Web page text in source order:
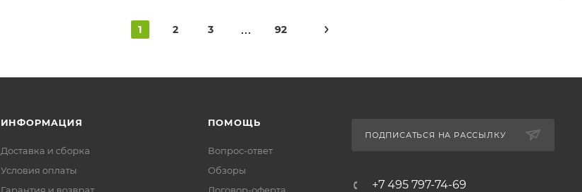
1 2 3 92
ИНФОРМАЦИЯ
Доставка и сборка
Условия оплаты
ПОМОЩЬ
Вопрос-ответ
Обзоры
ПОДПИСАТЬСЯ НА РАССЫЛКУ
+7 495 797-74-69